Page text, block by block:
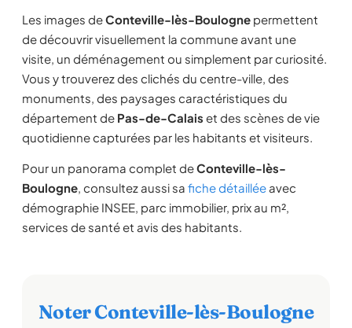
Les images deConteville-lès-Boulogne permettent
de découvrir visuellement la commune avant une
visite, un déménagement ou simplement par curiosité.
Vous y trouverez des clichés du centre-ville, des
monuments, des paysages caractéristiques du
département de Pas-de-Calais et des scènes de vie
quotidienne capturées par les habitants et visiteurs.
Pour un panorama complet deConteville-lès-
Boulogne, consultez aussi sa fiche détaillée avec
démographie INSEE, parc immobilier, prix au m²,
services de santé et avis des habitants.
Noter Conteville-lès-Boulogne